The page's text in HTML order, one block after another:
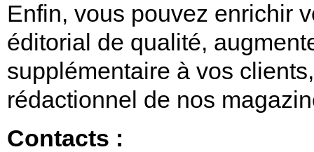
Enfin, vous pouvez enrichir
éditorial de qualité,
supplémentaire à vos
rédactionnel de nos
Contacts :